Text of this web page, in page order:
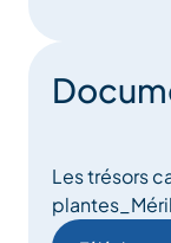
Les trésors